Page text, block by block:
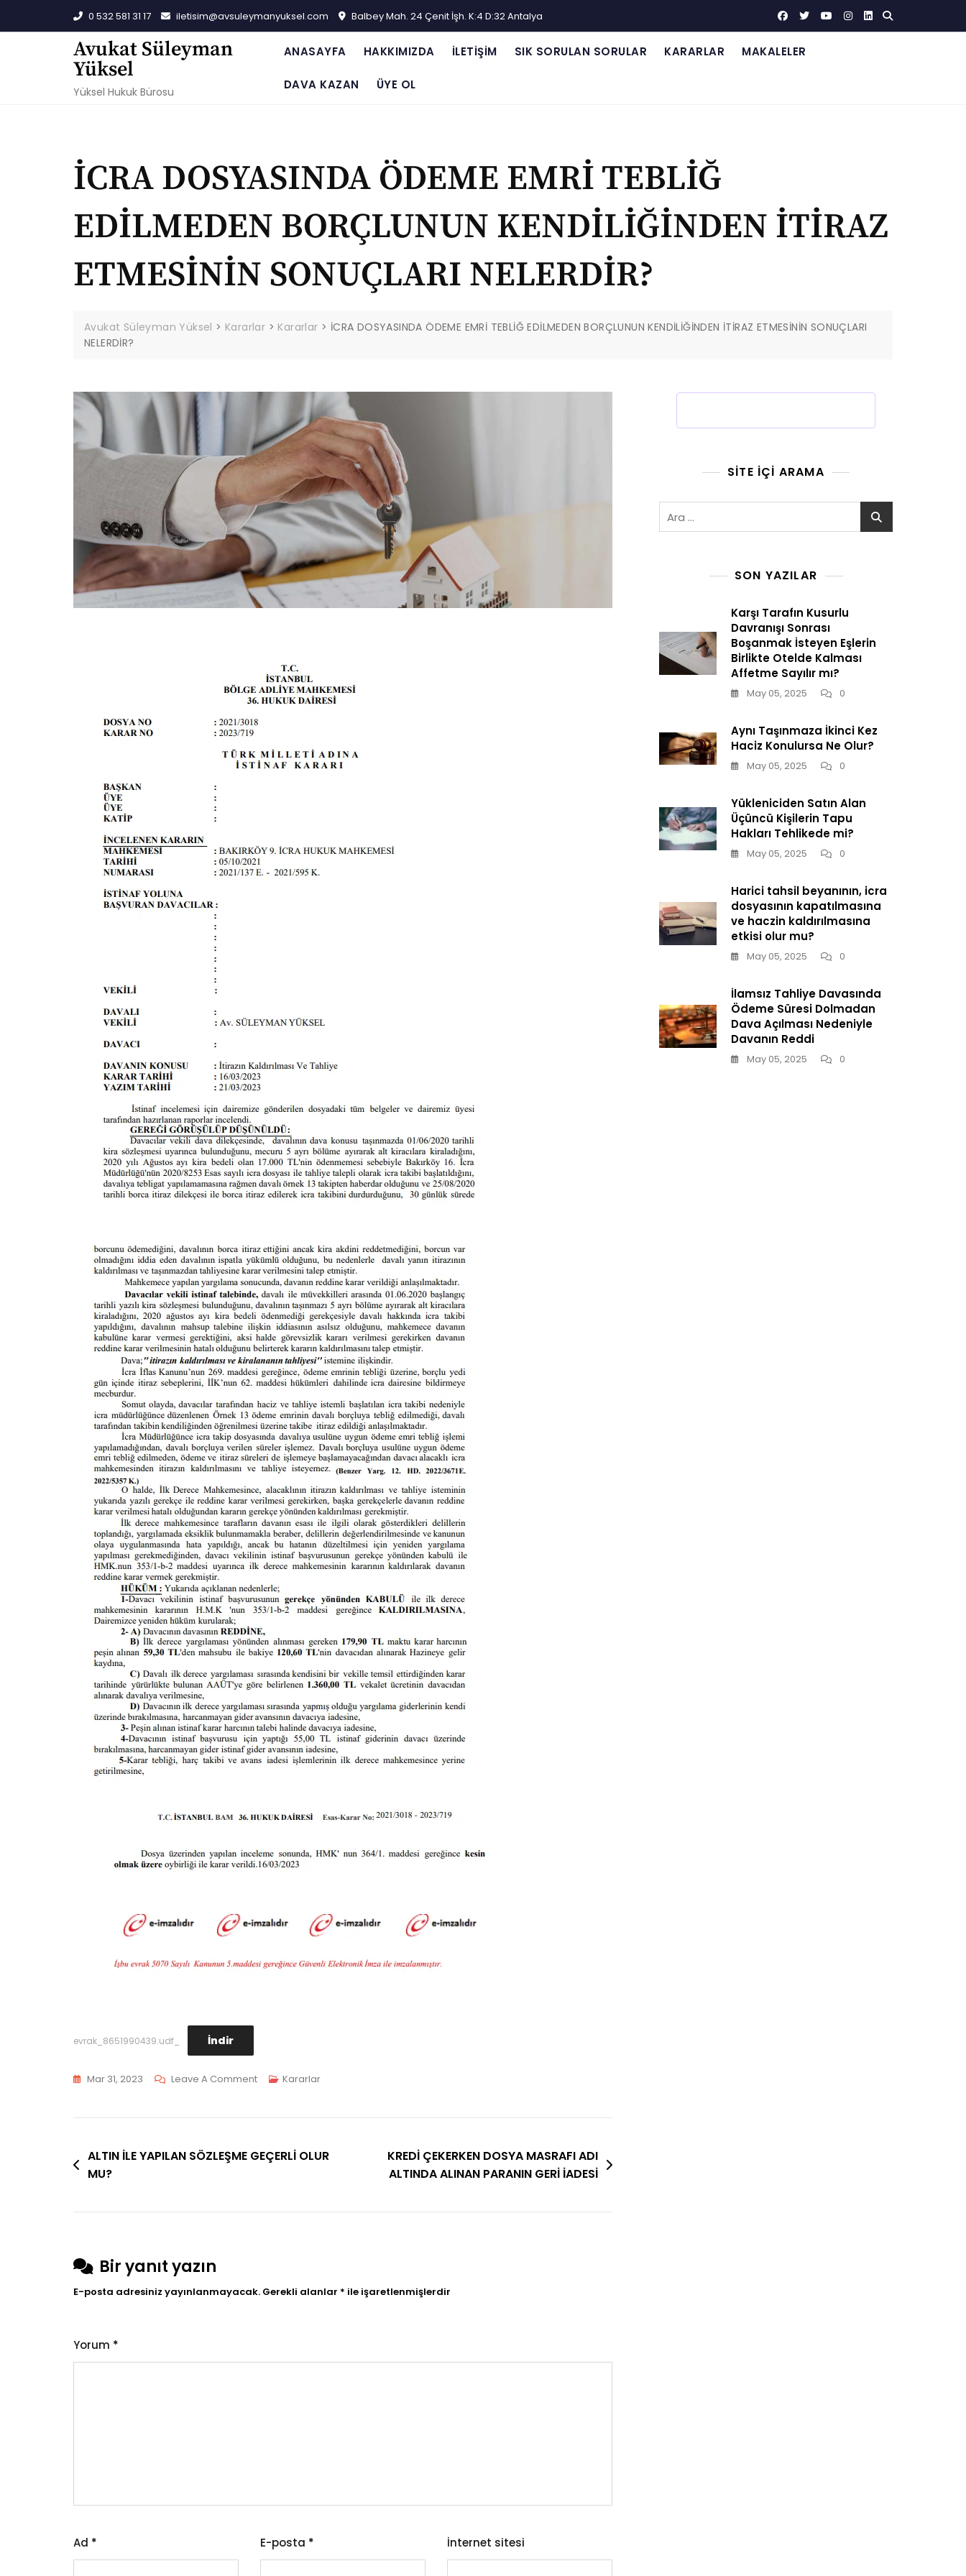
0 532 581 31 17 iletisim@avsuleymanyuksel.com Balbey Mah. 24 Çenit İşh. K:4 D:32 Antalya
Avukat Süleyman
Yüksel
Yüksel Hukuk Bürosu
ANASAYFA HAKKIMIZDA İLETIŞIM SIK SORULAN SORULAR KARARLAR MAKALELER
DAVA KAZAN ÜYE OL
İCRA DOSYASINDA ÖDEME EMRİ TEBLİĞ
EDİLMEDEN BORÇLUNUN KENDİLİĞİNDEN İTİRAZ
ETMESİNİN SONUÇLARI NELERDİR?
Avukat Süleyman Yüksel > Kararlar > Kararlar > İCRA DOSYASINDA ÖDEME EMRİ TEBLİĞ EDİLMEDEN BORÇLUNUN KENDİLİĞİNDEN İTİRAZ ETMESİNİN SONUÇLARI
NELERDİR?
evrak_8651990439.udf_ İndir
Mar 31, 2023 Leave A CommentOn
DOSYASINDA
EMRİ
BORÇLUNUN
Kararlar
Yazı
gezinmesi
ALTIN İLE YAPILAN SÖZLEŞME GEÇERLİ OLUR
MU?
KREDİ ÇEKERKEN DOSYA MASRAFI ADI
ALTINDA ALINAN PARANIN GERİ İADESİ
Bir yanıt yazın
E-posta adresiniz yayınlanmayacak. Gerekli alanlar * ile işaretlenmişlerdir
Yorum *
Ad * E-posta * İnternet sitesi
SITE İÇI ARAMA
SON YAZILAR
Karşı Tarafın Kusurlu
Davranışı Sonrası
Boşanmak İsteyen Eşlerin
Birlikte Otelde Kalması
Affetme Sayılır mı?
May 05, 2025 0
Aynı Taşınmaza İkinci Kez
Haciz Konulursa Ne Olur?
May 05, 2025 0
Yükleniciden Satın Alan
Üçüncü Kişilerin Tapu
Hakları Tehlikede mi?
May 05, 2025 0
Harici tahsil beyanının, icra
dosyasının kapatılmasına
ve haczin kaldırılmasına
etkisi olur mu?
May 05, 2025 0
İlamsız Tahliye Davasında
Ödeme Süresi Dolmadan
Dava Açılması Nedeniyle
Davanın Reddi
May 05, 2025 0